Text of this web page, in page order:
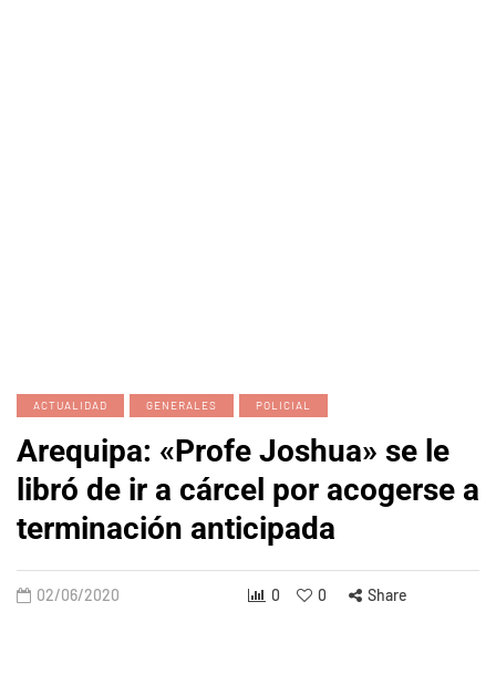
ACTUALIDAD GENERALES POLICIAL
Arequipa: «Profe Joshua» se le
libró de ir a cárcel por acogerse a
terminación anticipada
02/06/2020 0 0 Share